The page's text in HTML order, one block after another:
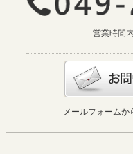
営業時間
メールフォーム